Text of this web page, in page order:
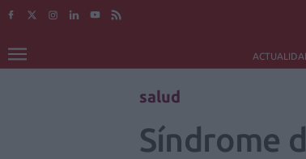
salud
Síndrome